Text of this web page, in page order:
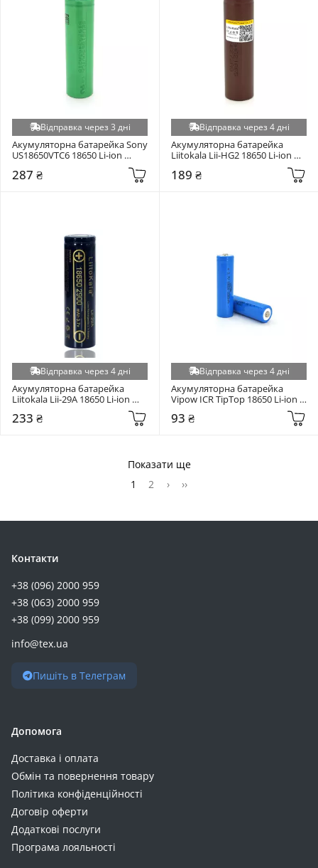
Відправка через 3 дні
Акумуляторна батарейка Sony
US18650VTC6 18650 Li-ion
3000mAh 1шт (US18650VTC6)
287 ₴
Відправка через 4 дні
Акумуляторна батарейка
Liitokala Lii-HG2 18650 Li-ion
189 ₴
Відправка через 4 дні
Акумуляторна батарейка
Liitokala Lii-29A 18650 Li-ion
233 ₴
Відправка через 4 дні
Акумуляторна батарейка
Vipow ICR TipTop 18650 Li-ion
2000mAhTT)
93 ₴
Показати ще
1
2 › ››
Контакти
+38 (096) 2000 959
+38 (063) 2000 959
+38 (099) 2000 959
info@tex.ua
Пишіть в Телеграм
Допомога
Доставка і оплата
Обмін та повернення товару
Політика конфіденційності
Договір оферти
Додаткові послуги
Програма лояльності